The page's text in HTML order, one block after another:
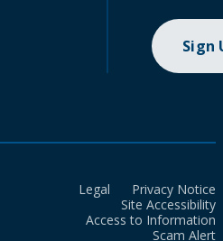
Sign
Legal
Privacy Notice
Site Accessibility
Access to Information
Scam Alert